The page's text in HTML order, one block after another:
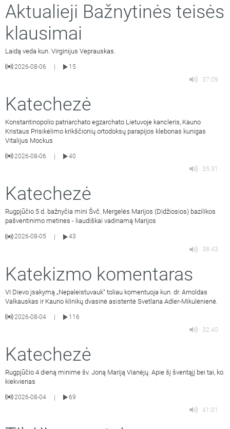
Aktualieji Bažnytinės teisės
klausimai
Laidą veda kun. Virginijus Veprauskas.
2026-08-06
15
37:09
Katechezė
Konstantinopolio patriarchato egzarchato Lietuvoje kancleris, Kauno
Kristaus Prisikėlimo krikščionių ortodoksų parapijos klebonas kunigas
Vitalijus Mockus
2026-08-06 |
40
35:31
Katechezė
Rugpjūčio 5 d. bažnyčia mini Švč. Mergelės Marijos (Didžiosios) bazilikos
pašventinimo metines - liaudiškai vadinamą Marijos
2026-08-05
43
38:43
Katekizmo komentaras
VI Dievo įsakymą „Nepaleistuvauk“ toliau komentuoja kun. dr. Arnoldas
Valkauskas ir Kauno klinikų dvasinė asistentė Svetlana Adler-Mikulėnienė.
2026-08-04
116
32:40
Katechezė
Rugpjūčio 4 dieną minime šv. Joną Mariją Vianėjų. Apie šį šventąjį bei tai, ko
kiekvienas
2026-08-04 |
69
41:01